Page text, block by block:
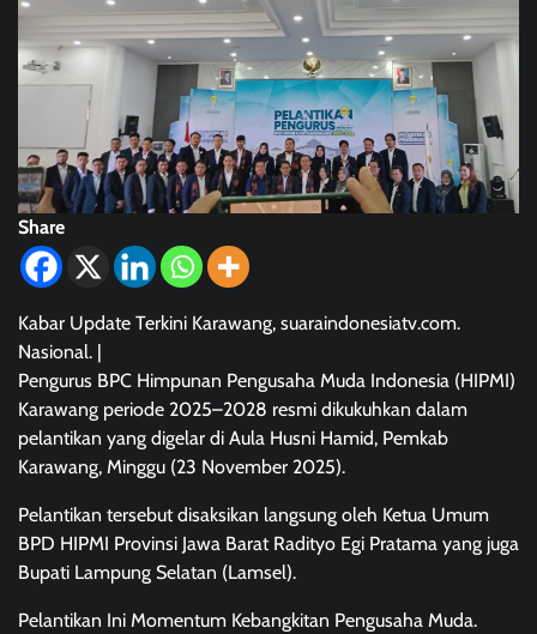
Share
Kabar Update Terkini Karawang, suaraindonesiatv.com.
Nasional. |
Pengurus BPC Himpunan Pengusaha Muda Indonesia (HIPMI)
Karawang periode 2025–2028 resmi dikukuhkan dalam
pelantikan yang digelar di Aula Husni Hamid, Pemkab
Karawang, Minggu (23 November 2025).
Pelantikan tersebut disaksikan langsung oleh Ketua Umum
BPD HIPMI Provinsi Jawa Barat Radityo Egi Pratama yang juga
Bupati Lampung Selatan (Lamsel).
Pelantikan Ini Momentum Kebangkitan Pengusaha Muda.